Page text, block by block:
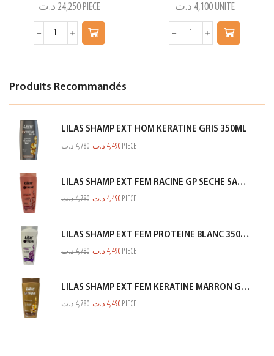
24,250 د.ت PIECE 4,100 د.ت UNITE
Produits Recommandés
LILAS SHAMP EXT HOM KERATINE GRIS 350ML
4,780د.ت 4,490 د.ت PIECE
LILAS SHAMP EXT FEM RACINE GP SECHE SAUMON 350ML
4,780د.ت 4,490 د.ت PIECE
LILAS SHAMP EXT FEM PROTEINE BLANC 350ML
4,780د.ت 4,490 د.ت PIECE
LILAS SHAMP EXT FEM KERATINE MARRON GOLD 350ML
4,780د.ت 4,490 د.ت PIECE